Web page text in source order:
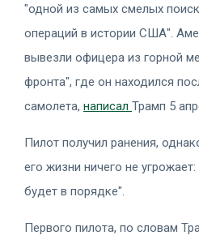
"одной из самых смелых
операций в истории США".
вывезли офицера из горной
фронта", где он находился
самолета, написал Трамп 5
Пилот получил ранения,
его жизни ничего не
будет в порядке".
Первого пилота, по словам